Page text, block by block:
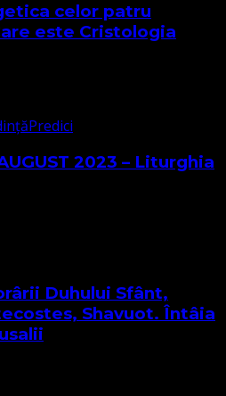
celor patru
este Cristologia
Predici
2023 – Liturghia
Duhului Sfânt,
Shavuot. Întâia